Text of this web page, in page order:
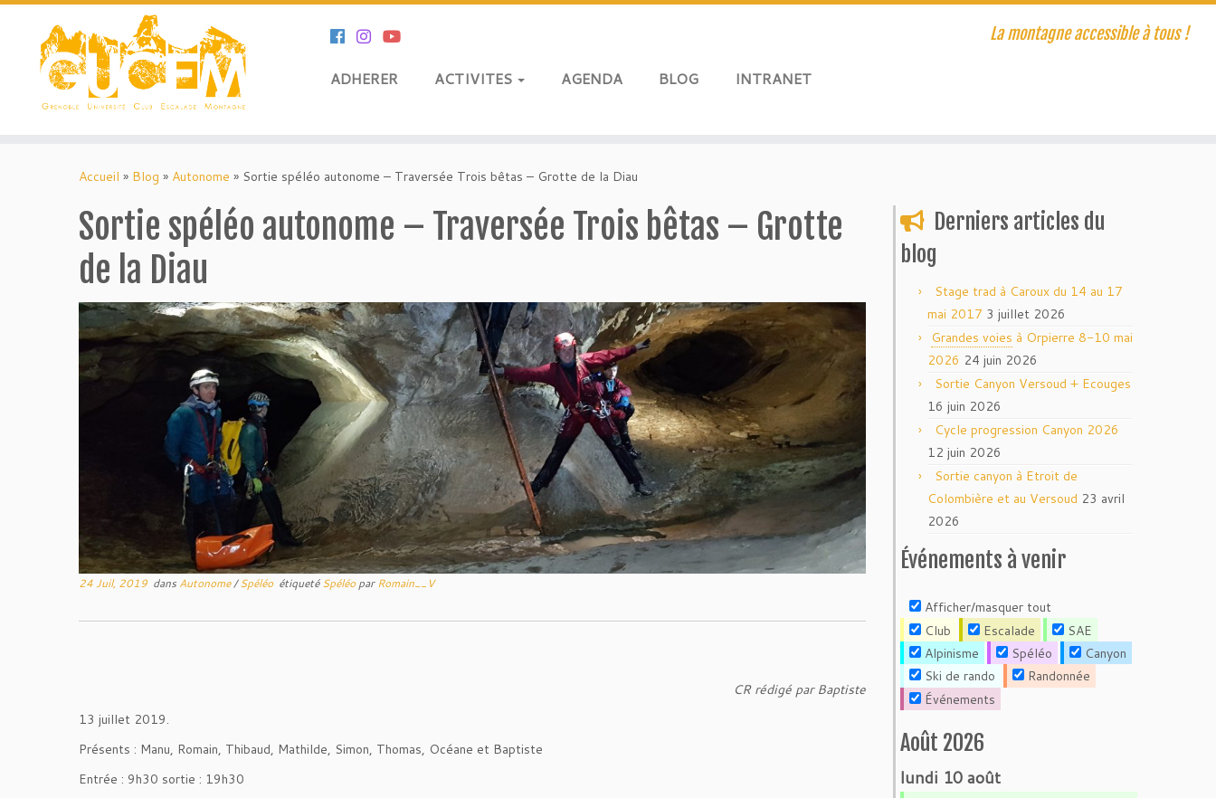
La montagne accessible à tous !
ADHERER ACTIVITES AGENDA BLOG INTRANET
Accueil » Blog » Autonome » Sortie spéléo autonome – Traversée Trois bêtas – Grotte de la Diau
Sortie spéléo autonome – Traversée Trois bêtas – Grotte
de la Diau
24 Juil, 2019 dans Autonome/Spéléo étiquetéSpéléoparRomain__V
CR rédigé par Baptiste
13 juillet 2019.
Présents : Manu, Romain, Thibaud, Mathilde, Simon, Thomas, Océane et Baptiste
Entrée : 9h30 sortie : 19h30
Derniers articles du
blog
Stage trad à Caroux du 14 au 17
mai 2017 3 juillet 2026
Grandes voies à Orpierre 8-10 mai
2026 24 juin 2026
Sortie Canyon Versoud + Ecouges
16 juin 2026
Cycle progression Canyon 2026
12 juin 2026
Sortie canyon à Etroit de
Colombière et au Versoud 23 avril
2026
Événements à venir
Afficher/masquer tout
Club
Escalade
SAE
Alpinisme
Spéléo
Canyon
Ski de rando
Randonnée
Événements
Août 2026
lundi 10août